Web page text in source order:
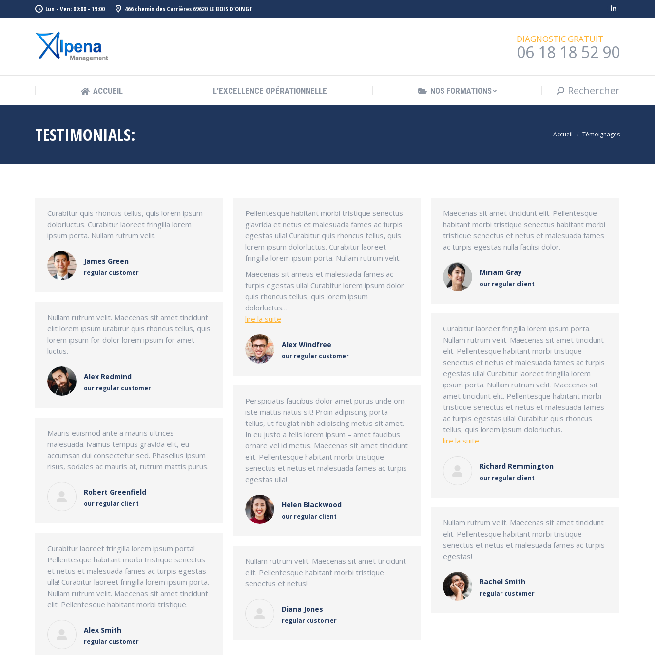
Lun - Ven: 09:00 - 19:00 466 chemin des Carrières 69620 LE BOIS D'OINGT
LinkedIn
in
window
DIAGNOSTIC GRATUIT
06 18 18 52 90
ACCUEIL L’EXCELLENCE OPÉRATIONNELLE NOS FORMATIONS
Recherche
Rechercher
TESTIMONIALS: Vous êtes ici :
Accueil Témoignages
Curabitur quis rhoncus tellus, quis lorem ipsum
dolorluctus. Curabitur laoreet fringilla lorem
ipsum porta. Nullam rutrum velit.
James Green
regular customer
Pellentesque habitant morbi tristique senectus
glavrida et netus et malesuada fames ac turpis
egestas ulla! Curabitur quis rhoncus tellus, quis
lorem ipsum dolorluctus. Curabitur laoreet
fringilla lorem ipsum porta. Nullam rutrum velit.
Maecenas sit ameus et malesuada fames ac
turpis egestas ulla! Curabitur lorem ipsum dolor
quis rhoncus tellus, quis lorem ipsum
dolorluctus…
lire la suite
Alex Windfree
our regular customer
Maecenas sit amet tincidunt elit. Pellentesque
habitant morbi tristique senectus habitant morbi
tristique senectus et netus et malesuada fames
ac turpis egestas nulla facilisi dolor.
Miriam Gray
our regular client
Nullam rutrum velit. Maecenas sit amet tincidunt
elit lorem ipsum urabitur quis rhoncus tellus, quis
lorem ipsum for dolor lorem ipsum for amet
luctus.
Alex Redmind
our regular customer
Curabitur laoreet fringilla lorem ipsum porta.
Nullam rutrum velit. Maecenas sit amet tincidunt
elit. Pellentesque habitant morbi tristique
senectus et netus et malesuada fames ac turpis
egestas ulla! Curabitur laoreet fringilla lorem
ipsum porta. Nullam rutrum velit. Maecenas sit
amet tincidunt elit. Pellentesque habitant morbi
tristique senectus et netus et malesuada fames
ac turpis egestas ulla! Curabitur quis rhoncus
tellus, quis lorem ipsum dolorluctus.
lire la suite
Richard Remmington
our regular client
Perspiciatis faucibus dolor amet purus unde om
iste mattis natus sit! Proin adipiscing porta
tellus, ut feugiat nibh adipiscing metus sit amet.
In eu justo a felis lorem ipsum – amet faucibus
ornare vel id metus. Maecenas sit amet tincidunt
elit. Pellentesque habitant morbi tristique
senectus et netus et malesuada fames ac turpis
egestas ulla!
Helen Blackwood
our regular client
Mauris euismod ante a mauris ultrices
malesuada. ivamus tempus gravida elit, eu
accumsan dui consectetur sed. Phasellus ipsum
risus, sodales ac mauris at, rutrum mattis purus.
Robert Greenfield
our regular client
Nullam rutrum velit. Maecenas sit amet tincidunt
elit. Pellentesque habitant morbi tristique
senectus et netus et malesuada fames ac turpis
egestas!
Rachel Smith
regular customer
Curabitur laoreet fringilla lorem ipsum porta!
Pellentesque habitant morbi tristique senectus
et netus et malesuada fames ac turpis egestas
ulla! Curabitur laoreet fringilla lorem ipsum porta.
Nullam rutrum velit. Maecenas sit amet tincidunt
elit. Pellentesque habitant morbi tristique.
Alex Smith
regular customer
Nullam rutrum velit. Maecenas sit amet tincidunt
elit. Pellentesque habitant morbi tristique
senectus et netus!
Diana Jones
regular customer
ACCUEIL L’EXCELLENCE OPÉRATIONNELLE NOS FORMATIONS Rechercher